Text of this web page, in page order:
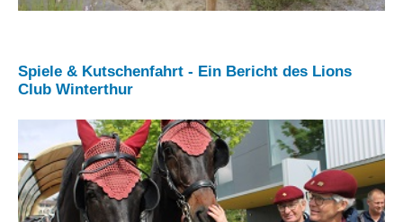
Spiele & Kutschenfahrt - Ein Bericht des Lions
Club Winterthur